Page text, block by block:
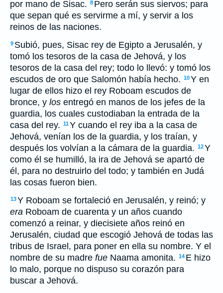
por mano de Sisac. 8 Pero serán sus siervos; para
que sepan qué es servirme a mí, y servir a los
reinos de las naciones.
9 Subió, pues, Sisac rey de Egipto a Jerusalén, y
tomó los tesoros de la casa de Jehová, y los
tesoros de la casa del rey; todo lo llevó: y tomó los
escudos de oro que Salomón había hecho. 10Y en
lugar de ellos hizo el rey Roboam escudos de
bronce, y los entregó en manos de los jefes de la
guardia, los cuales custodiaban la entrada de la
casa del rey. 11Y cuando el rey iba a la casa de
Jehová, venían los de la guardia, y los traían, y
después los volvían a la cámara de la guardia. 12Y
como él se humilló, la ira de Jehová se apartó de
él, para no destruirlo del todo; y también en Judá
las cosas fueron bien.
13Y Roboam se fortaleció en Jerusalén, y reinó; y
era Roboam de cuarenta y un años cuando
comenzó a reinar, y diecisiete años reinó en
Jerusalén, ciudad que escogió Jehová de todas las
tribus de Israel, para poner en ella su nombre. Y el
nombre de su madre fue Naama amonita. 14 E hizo
lo malo, porque no dispuso su corazón para
buscar a Jehová.